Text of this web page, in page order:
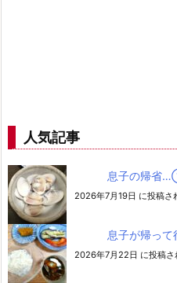
人気記事
息子の帰省
2026年7月19日 に投稿さ
息子が帰って
2026年7月22日 に投稿さ